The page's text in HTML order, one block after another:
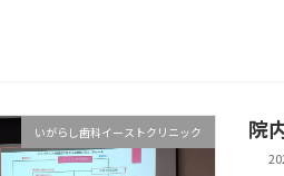
いがらし歯科イーストクリニック 院